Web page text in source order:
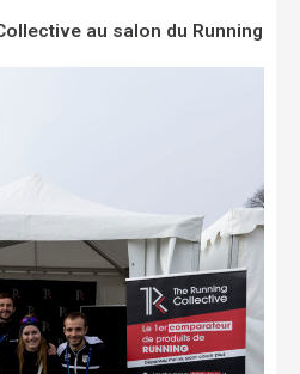
au salon du Running